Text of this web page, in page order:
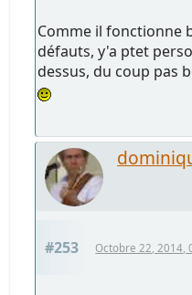
Comme il fonctionne
défauts, y'a ptet
dessus, du coup pas
#253 Octobre 22, 2014,